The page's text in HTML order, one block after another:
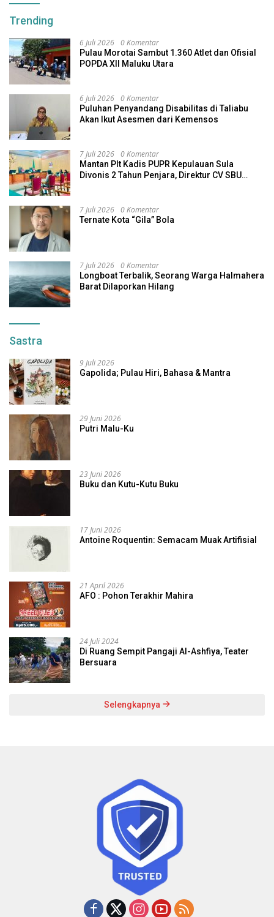
Trending
6 Juli 2026 0 Komentar
Pulau Morotai Sambut 1.360 Atlet dan Ofisial
POPDA XII Maluku Utara
6 Juli 2026 0 Komentar
Puluhan Penyandang Disabilitas di Taliabu
Akan Ikut Asesmen dari Kemensos
7 Juli 2026 0 Komentar
Mantan Plt Kadis PUPR Kepulauan Sula
Divonis 2 Tahun Penjara, Direktur CV SBU
7 Juli 2026 0 Komentar
Ternate Kota “Gila” Bola
7 Juli 2026 0 Komentar
Longboat Terbalik, Seorang Warga Halmahera
Barat Dilaporkan Hilang
Sastra
9 Juli 2026
Gapolida; Pulau Hiri, Bahasa & Mantra
29 Juni 2026
Putri Malu-Ku
23 Juni 2026
Buku dan Kutu-Kutu Buku
17 Juni 2026
Antoine Roquentin: Semacam Muak Artifisial
21 April 2026
AFO : Pohon Terakhir Mahira
24 Juli 2024
Di Ruang Sempit Pangaji Al-Ashfiya, Teater
Bersuara
Selengkapnya